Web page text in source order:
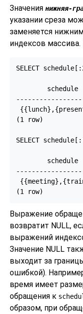
Значения нижняя-
указании среза
заменяется
индексов
SELECT
        schedule
(1 row)
SELECT
        schedule
(1 row)
Выражение
возвратит NULL,
выражений
Значение NULL
выходит за
ошибкой).
время имеет
обращения к
образом, при